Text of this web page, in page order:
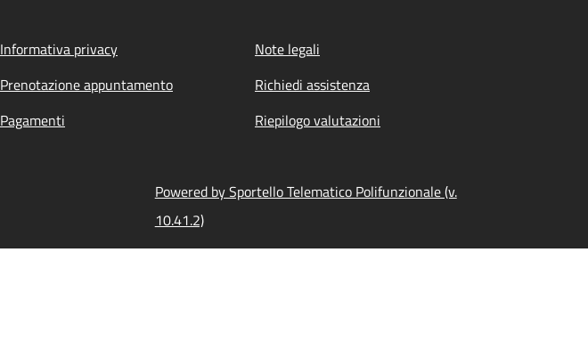
Informativa privacy
Note legali
Prenotazione appuntamento
Richiedi assistenza
Pagamenti
Riepilogo valutazioni
Powered by Sportello Telematico Polifunzionale (v.
10.41.2)